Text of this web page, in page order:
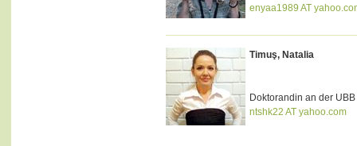
enyaa1989 AT
Timuş, Natalia
Doktorandin an der
ntshk22 AT yahoo.com